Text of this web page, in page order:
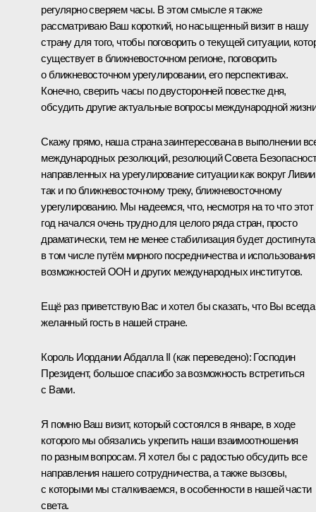
регулярно сверяем часы. В этом смысле я также
рассматриваю Ваш короткий, но насыщенный визит в нашу
страну для того, чтобы поговорить о текущей ситуации,
существует в ближневосточном регионе, поговорить
о ближневосточном урегулировании, его перспективах.
Конечно, сверить часы по двусторонней повестке дня,
обсудить другие актуальные вопросы международной
Скажу прямо, наша страна заинтересована в выполнении
международных резолюций, резолюций Совета
направленных на урегулирование ситуации как вокруг
так и по ближневосточному треку, ближневосточному
урегулированию. Мы надеемся, что, несмотря на то что этот
год начался очень трудно для целого ряда стран, просто
драматически, тем не менее стабилизация будет
в том числе путём мирного посредничества и использования
возможностей ООН и других международных институтов.
Ещё раз приветствую Вас и хотел бы сказать, что Вы всегда
желанный гость в нашей стране.
Король ИорданииАбдалла II (как переведено): Господин
Президент, большое спасибо за возможность встретиться
с Вами.
Я помню Ваш визит, который состоялся в январе, в ходе
которого мы обязались укрепить наши взаимоотношения
по разным вопросам. Я хотел бы с радостью обсудить все
направления нашего сотрудничества, а также вызовы,
с которыми мы сталкиваемся, в особенности в нашей части
света.